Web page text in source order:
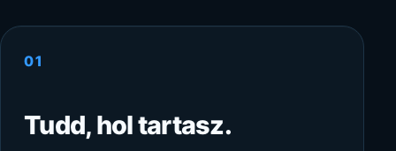
01
Tudd, hol tartasz.